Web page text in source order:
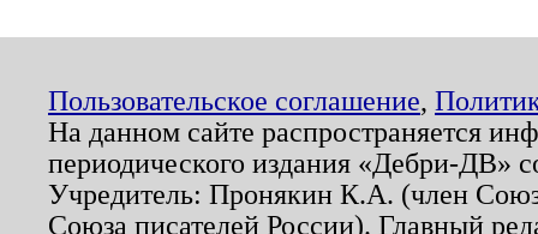
Пользовательское соглашение,
На данном сайте распространяется
периодического издания «Дебри-ДВ»
Учредитель: Пронякин К.А. (член
Союза писателей России). Главный